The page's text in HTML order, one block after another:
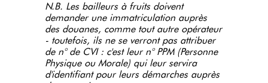
N.B. Les bailleurs à fruits doivent
demander une immatriculation auprès
des douanes, comme tout autre opérateur
- toutefois, ils ne se verront pas attribuer
de n° de CVI : c'est leur n° PPM (Personne
Physique ou Morale) qui leur servira
d'identifiant pour leurs démarches auprès